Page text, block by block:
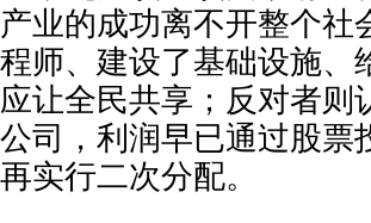
业的成功离不开整个社
师、建设了基础设施、
让全民共享；反对者则
司，利润早已通过股票
实行二次分配。